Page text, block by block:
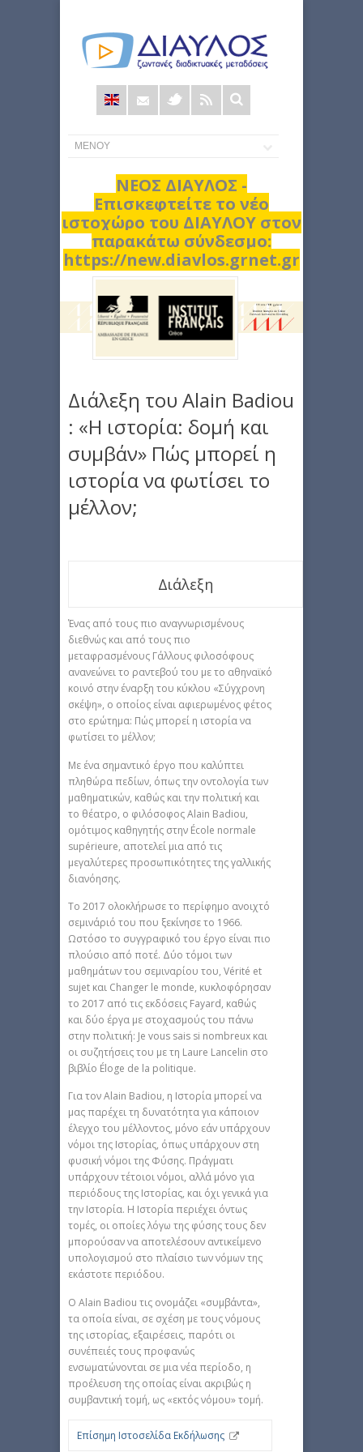
Φόρμα
αναζήτησης
ΝΕΟΣ ΔΙΑΥΛΟΣ -
Επισκεφτείτε το νέο
ιστοχώρο του ΔΙΑΥΛΟΥ στον
παρακάτω σύνδεσμο:
https://new.diavlos.grnet.gr
Διάλεξη του Αlain Βadiou
: «Η ιστορία: δομή και
συμβάν» Πώς μπορεί η
ιστορία να φωτίσει το
μέλλον;
Διάλεξη
Ένας από τους πιο αναγνωρισμένους
διεθνώς και από τους πιο
μεταφρασμένους Γάλλους φιλοσόφους
ανανεώνει το ραντεβού του με το αθηναϊκό
κοινό στην έναρξη του κύκλου «Σύγχρονη
σκέψη», ο οποίος είναι αφιερωμένος φέτος
στο ερώτημα: Πώς μπορεί η ιστορία να
φωτίσει το μέλλον;
Με ένα σημαντικό έργο που καλύπτει
πληθώρα πεδίων, όπως την οντολογία των
μαθηματικών, καθώς και την πολιτική και
το θέατρο, ο φιλόσοφος Alain Badiou,
ομότιμος καθηγητής στην École normale
supérieure, αποτελεί μια από τις
μεγαλύτερες προσωπικότητες της γαλλικής
διανόησης.
Το 2017 ολοκλήρωσε το περίφημο ανοιχτό
σεμινάριό του που ξεκίνησε το 1966.
Ωστόσο το συγγραφικό του έργο είναι πιο
πλούσιο από ποτέ. Δύο τόμοι των
μαθημάτων του σεμιναρίου του, Vérité et
sujet και Changer le monde, κυκλοφόρησαν
το 2017 από τις εκδόσεις Fayard, καθώς
και δύο έργα με στοχασμούς του πάνω
στην πολιτική: Je vous sais si nombreux και
οι συζητήσεις του με τη Laure Lancelin στο
βιβλίο Éloge de la politique.
Για τον Alain Badiou, η Ιστορία μπορεί να
μας παρέχει τη δυνατότητα για κάποιον
έλεγχο του μέλλοντος, μόνο εάν υπάρχουν
νόμοι της Ιστορίας, όπως υπάρχουν στη
φυσική νόμοι της Φύσης. Πράγματι
υπάρχουν τέτοιοι νόμοι, αλλά μόνο για
περιόδους της Ιστορίας, και όχι γενικά για
την Ιστορία. Η Ιστορία περιέχει όντως
τομές, οι οποίες λόγω της φύσης τους δεν
μπορούσαν να αποτελέσουν αντικείμενο
υπολογισμού στο πλαίσιο των νόμων της
εκάστοτε περιόδου.
Ο Alain Badiou τις ονομάζει «συμβάντα»,
τα οποία είναι, σε σχέση με τους νόμους
της ιστορίας, εξαιρέσεις, παρότι οι
συνέπειές τους προφανώς
ενσωματώνονται σε μια νέα περίοδο, η
προέλευση της οποίας είναι ακριβώς η
συμβαντική τομή, ως «εκτός νόμου» τομή.
Επίσημη Ιστοσελίδα Εκδήλωσης